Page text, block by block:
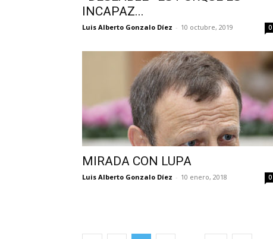
INCAPAZ...
Luis Alberto Gonzalo Díez - 10 octubre, 2019 0
MIRADA CON LUPA
Luis Alberto Gonzalo Díez - 10 enero, 2018 0